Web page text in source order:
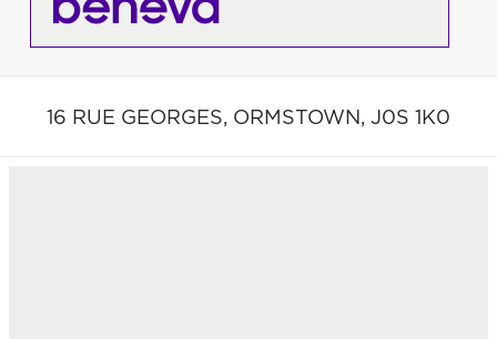
16 RUE GEORGES, ORMSTOWN, J0S 1K0